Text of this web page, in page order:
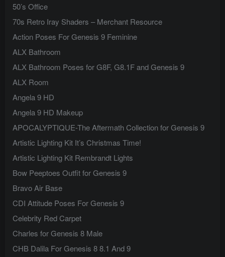
50’s Office
70s Retro Iray Shaders – Merchant Resource
Action Poses For Genesis 9 Feminine
ALX Bathroom
ALX Bathroom Poses for G8F, G8.1F and Genesis 9
ALX Room
Angela 9 HD
Angela 9 HD Makeup
APOCALYPTIQUE-The Aftermath Collection for Genesis 9
Artistic Lighting Kit It’s Christmas Time!
Artistic Lighting Kit Rembrandt Lights
Bow Peeptoes Outfit for Genesis 9
Bravo Air Base
CDI Attitude Poses For Genesis 9
Celebrity Red Carpet
Charles for Genesis 8 Male
CHB Dalila For Genesis 8 8.1 And 9